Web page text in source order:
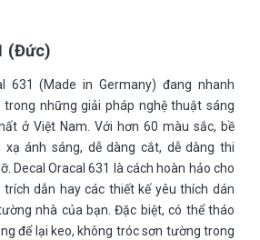
(Đức)
631 (Made in Germany) đang nhanh
những giải pháp nghệ thuật sáng
ở Việt Nam. Với hơn 60 màu sắc, bề
ánh sáng, dễ dàng cắt, dễ dàng thi
Decal Oracal 631 là cách hoàn hảo cho
dẫn hay các thiết kế yêu thích dán
nhà của bạn. Đặc biệt, có thể tháo
để lại keo, không tróc sơn tường trong